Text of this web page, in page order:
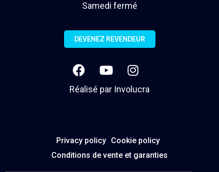
Samedi fermé
DEVENEZ REVENDEUR
Réalisé par Involucra
Privacy policy Cookie policy
Conditions de vente et garanties